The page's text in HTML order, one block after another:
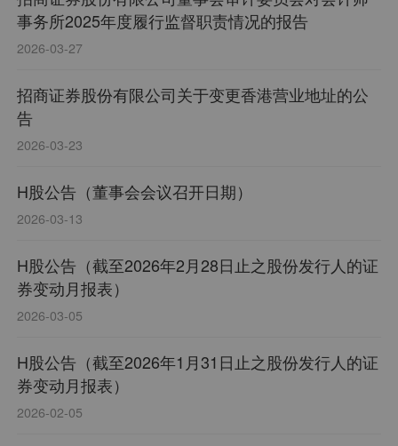
事务所2025年度履行监督职责情况的报告
2026-03-27
招商证券股份有限公司关于变更香港营业地址的公
告
2026-03-23
H股公告（董事会会议召开日期）
2026-03-13
H股公告（截至2026年2月28日止之股份发行人的证
券变动月报表）
2026-03-05
H股公告（截至2026年1月31日止之股份发行人的证
券变动月报表）
2026-02-05